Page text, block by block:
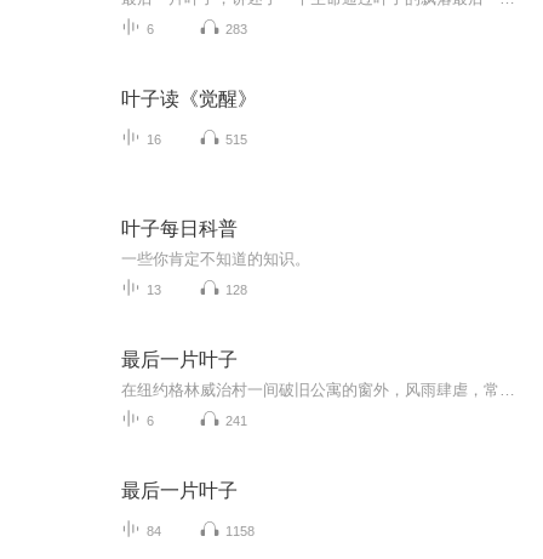
6 283
叶子读《觉醒》
16 515
叶子每日科普
一些你肯定不知道的知识。
13 128
最后一片叶子
6 241
最后一片叶子
84 1158